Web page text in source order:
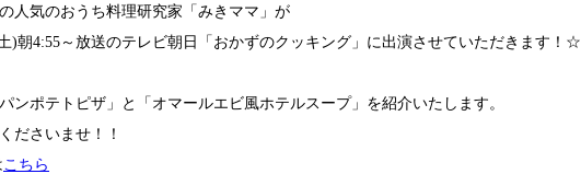
人気のおうち料理研究家「みきママ」が
)朝4:55～放送のテレビ朝日「おかずのクッキング」に出演させていただきます！☆
パンポテトピザ」と「オマールエビ風ホテルスープ」を紹介いたします。
ださいませ！！
こちら